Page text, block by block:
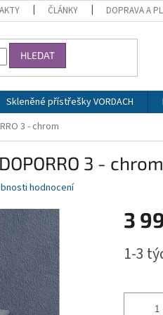
ČLÁNKY DOPRAVA A
HLEDAT
Skleněné přístřešky VORDACH
3 - chrom
3 - chrom
hodnocení
3
cena:
1-3